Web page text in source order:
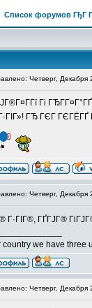
Список форумов ГђГ
Четверг, Декабря
Гі
ГЂ ГЄГ ГЄГЁГҐ
Четверг, Декабря
Г·ГІГ®, ГҐГЈГ®
country we have three
Четверг, Декабря